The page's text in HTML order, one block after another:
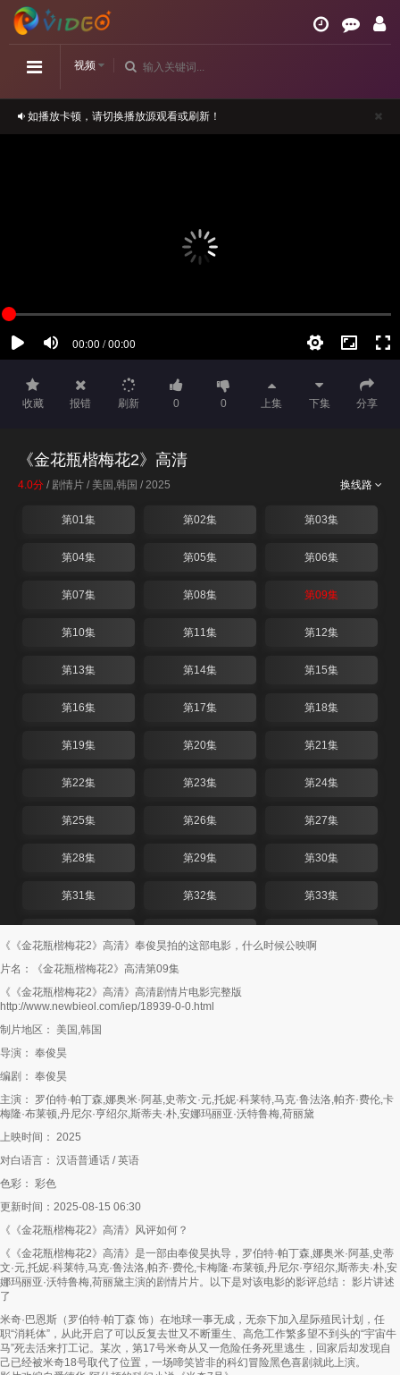
视频
如播放卡顿，请切换播放源观看或刷新！
收藏 报错 刷新 0 0 上集 下集 分享
《金花瓶楷梅花2》高清
换线路
4.0分 / 剧情片 / 美国,韩国 / 2025
第01集 第02集 第03集
第04集 第05集 第06集
第07集 第08集 第09集
第10集 第11集 第12集
第13集 第14集 第15集
第16集 第17集 第18集
第19集 第20集 第21集
第22集 第23集 第24集
第25集 第26集 第27集
第28集 第29集 第30集
第31集 第32集 第33集
第37集
第40集 第41集
第43集
第46集
第49集 第50集 第51集
第52集
第58集 第59集
第61集 第62集 第63集
第67集 第68集 第69集
《《金花瓶楷梅花2》高清》奉俊昊拍的这部电影，什么时候公映啊
片名：《金花瓶楷梅花2》高清第09集
《《金花瓶楷梅花2》高清》高清剧情片电影完整版
http://www.newbieol.com/iep/18939-0-0.html
制片地区： 美国,韩国
导演： 奉俊昊
编剧： 奉俊昊
主演： 罗伯特·帕丁森,娜奥米·阿基,史蒂文·元,托妮·科莱特,马克·鲁法洛,帕齐·费伦,卡
梅隆·布莱顿,丹尼尔·亨绍尔,斯蒂夫·朴,安娜玛丽亚·沃特鲁梅,荷丽黛
上映时间： 2025
对白语言： 汉语普通话 / 英语
色彩： 彩色
更新时间：2025-08-15 06:30
《《金花瓶楷梅花2》高清》风评如何？
《《金花瓶楷梅花2》高清》是一部由奉俊昊执导，罗伯特·帕丁森,娜奥米·阿基,史蒂
文·元,托妮·科莱特,马克·鲁法洛,帕齐·费伦,卡梅隆·布莱顿,丹尼尔·亨绍尔,斯蒂夫·朴,安
娜玛丽亚·沃特鲁梅,荷丽黛主演的剧情片片。以下是对该电影的影评总结： 影片讲述
了
米奇·巴恩斯（罗伯特·帕丁森 饰）在地球一事无成，无奈下加入星际殖民计划，任
职“消耗体”，从此开启了可以反复去世又不断重生、高危工作繁多望不到头的“宇宙牛
马”死去活来打工记。某次，第17号米奇从又一危险任务死里逃生，回家后却发现自
己已经被米奇18号取代了位置，一场啼笑皆非的科幻冒险黑色喜剧就此上演。